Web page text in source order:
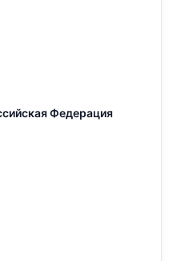
Федерация